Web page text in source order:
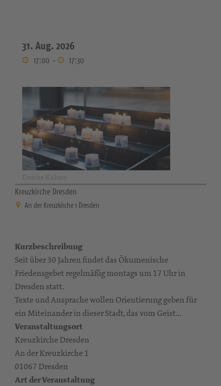
31. Aug. 2026
17:00 - 17:30
Kreuzkirche Dresden
An der Kreuzkirche 1 Dresden
Kurzbeschreibung
Seit über 30 Jahren findet das Ökumenische
Friedensgebet regelmäßig montags um 17 Uhr in
Dresden statt.
Texte und Ansprache wollen Orientierung geben für
ein Miteinander in dieser Stadt, das vom Geist...
Veranstaltungsort
Kreuzkirche Dresden
An der Kreuzkirche 1
01067 Dresden
Art der Veranstaltung